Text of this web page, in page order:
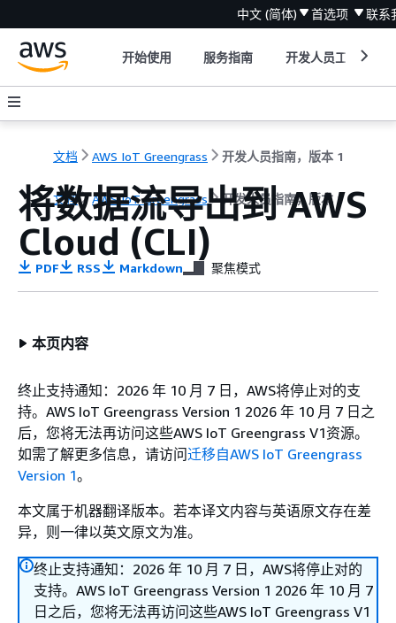
中文 (简体) 首选项 联系
开始使用 服务指南 开发人员工具
文档 AWS IoT Greengrass 开发人员指南，版本 1
文档 AWS IoT Greengrass 开发人员指南，版本 1
将数据流导出到 AWS
Cloud (CLI)
PDF RSS Markdown 聚焦模式
本页内容
终止支持通知：2026 年 10 月 7 日，AWS将停止对的支
持。AWS IoT Greengrass Version 1 2026 年 10 月 7 日之
后，您将无法再访问这些AWS IoT Greengrass V1资源。
如需了解更多信息，请访问迁移自AWS IoT Greengrass
Version 1。
本文属于机器翻译版本。若本译文内容与英语原文存在差
异，则一律以英文原文为准。
终止支持通知：2026 年 10 月 7 日，AWS将停止对的
支持。AWS IoT Greengrass Version 1 2026 年 10 月 7
日之后，您将无法再访问这些AWS IoT Greengrass V1